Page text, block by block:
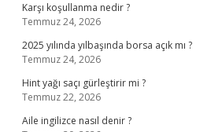
Karşı koşullanma nedir ?
Temmuz 24, 2026
2025 yılında yılbaşında borsa açık mı ?
Temmuz 24, 2026
Hint yağı saçı gürleştirir mi ?
Temmuz 22, 2026
Aile ingilizce nasıl denir ?